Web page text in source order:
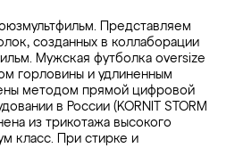
Представляем
созданных в коллаборации
Мужская футболка oversize
горловины и удлиненным
методом прямой цифровой
в России (KORNIT STORM
из трикотажа высокого
класс. При стирке и